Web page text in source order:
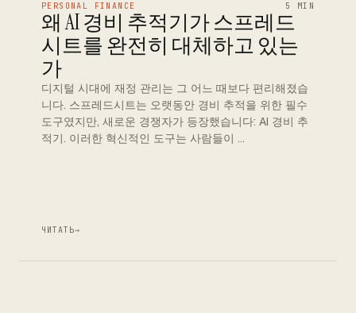
PERSONAL FINANCE 5 MIN
왜 AI 경비 추적기가 스프레드
시트를 완전히 대체하고 있는
가
디지털 시대에 재정 관리는 그 어느 때보다 편리해졌습
니다. 스프레드시트는 오랫동안 경비 추적을 위한 필수
도구였지만, 새로운 경쟁자가 등장했습니다: AI 경비 추
적기. 이러한 혁신적인 도구는 사람들이 …
ЧИТАТЬ→